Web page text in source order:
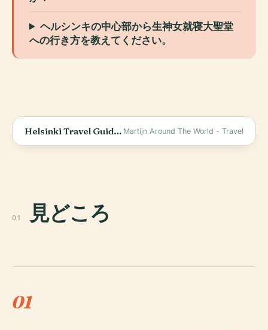
ヘルシンキの中心部から生神女就寝大聖堂
への行き方を教えてください。
Helsinki Travel Guide - Finland Martijn Around The World - Travel
01 見どころ
01